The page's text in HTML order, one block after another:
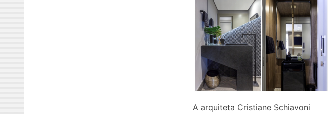
A arquiteta Cristiane Schiavoni